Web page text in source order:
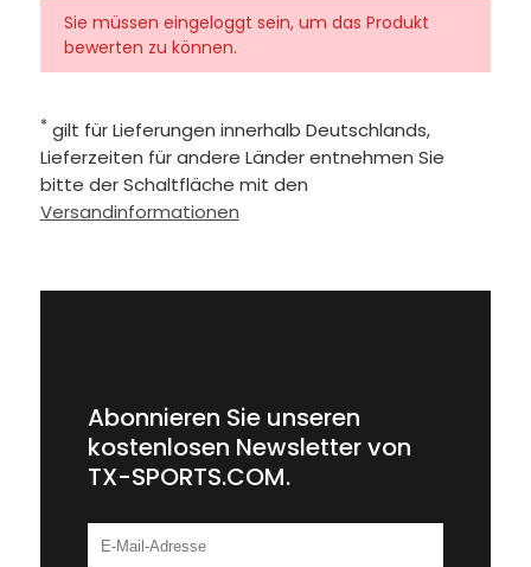
Sie müssen eingeloggt sein, um das Produkt
bewerten zu können.
* gilt für Lieferungen innerhalb Deutschlands,
Lieferzeiten für andere Länder entnehmen Sie
bitte der Schaltfläche mit den
Versandinformationen
Abonnieren Sie unseren
kostenlosen Newsletter von
TX-SPORTS.COM.